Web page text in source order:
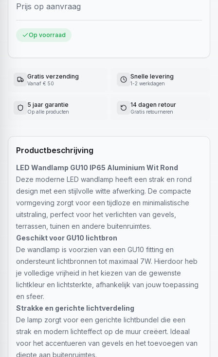
Prijs op aanvraag
Op voorraad
Gratis verzending
Vanaf € 50
Snelle levering
1-2 werkdagen
5 jaar garantie
Op alle producten
14 dagen retour
Gratis retourneren
Productbeschrijving
LED Wandlamp GU10 IP65 Aluminium Wit Rond
Deze moderne LED wandlamp heeft een strak en rond
design met een stijlvolle witte afwerking. De compacte
vormgeving zorgt voor een tijdloze en minimalistische
uitstraling, perfect voor het verlichten van gevels,
terrassen, tuinen en andere buitenruimtes.
Geschikt voor GU10 lichtbron
De wandlamp is voorzien van een GU10 fitting en
ondersteunt lichtbronnen tot maximaal 7W. Hierdoor heb
je volledige vrijheid in het kiezen van de gewenste
lichtkleur en lichtsterkte, afhankelijk van jouw toepassing
en sfeer.
Strakke en gerichte lichtverdeling
De lamp zorgt voor een gerichte lichtbundel die een
strak en modern lichteffect op de muur creëert. Ideaal
voor het accentueren van gevels en het toevoegen van
diepte aan buitenruimtes.